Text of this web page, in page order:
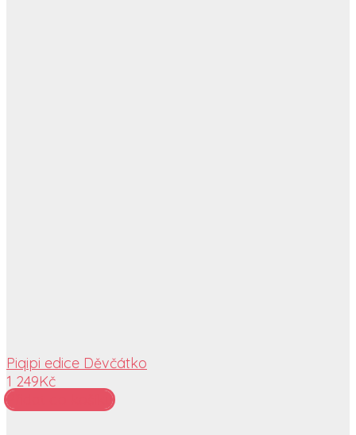
Piqipi edice Děvčátko
1 249Kč
Přidat do košíku